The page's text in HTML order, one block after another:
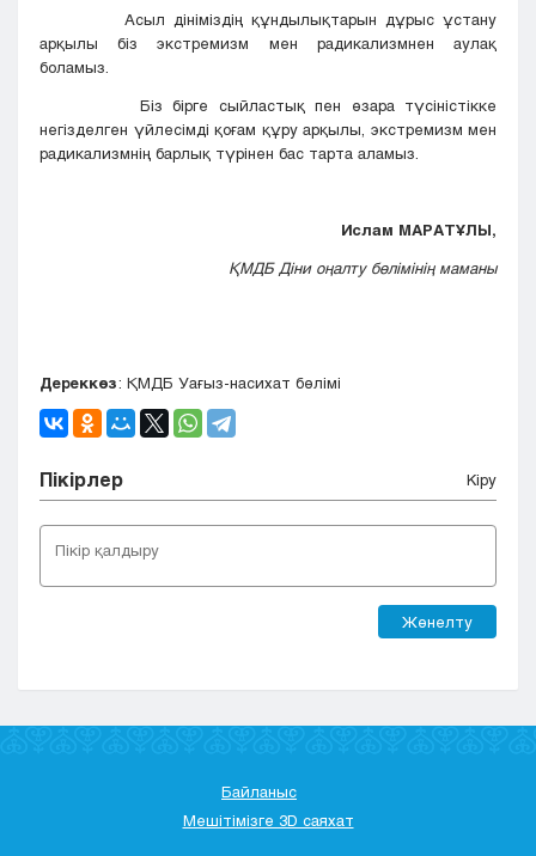
Асыл дініміздің құндылықтарын дұрыс ұстану
арқылы біз экстремизм мен радикализмнен аулақ
боламыз.
Біз бірге сыйластық пен өзара түсіністікке
негізделген үйлесімді қоғам құру арқылы, экстремизм мен
радикализмнің барлық түрінен бас тарта аламыз.
Ислам МАРАТҰЛЫ,
ҚМДБ Діни оңалту бөлімінің маманы
Дереккөз: ҚМДБ Уағыз-насихат бөлімі
Пікірлер Кіру
Жөнелту
Байланыс
Мешітімізге 3D саяхат